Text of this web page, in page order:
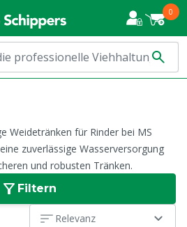
0
Weidetränken für Rinder bei MS
zuverlässige Wasserversorgung
und robusten Tränken.
Filtern
Relevanz